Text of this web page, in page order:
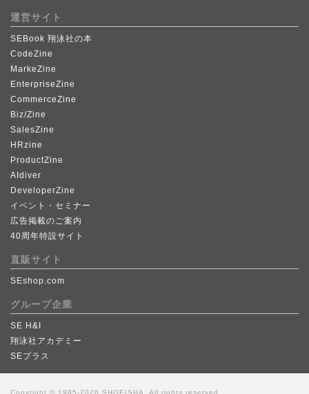
運営サイト
SEBook 翔泳社の本
CodeZine
MarkeZine
EnterpriseZine
CommerceZine
Biz/Zine
SalesZine
HRzine
ProductZine
AIdiver
DeveloperZine
イベント・セミナー
広告掲載のご案内
40周年特設サイト
直販サイト
SEshop.com
グループ企業
SE H&I
翔泳社アカデミー
SEプラス
Copyright © 1985-2026 SHOEISHA, All rights reserved.